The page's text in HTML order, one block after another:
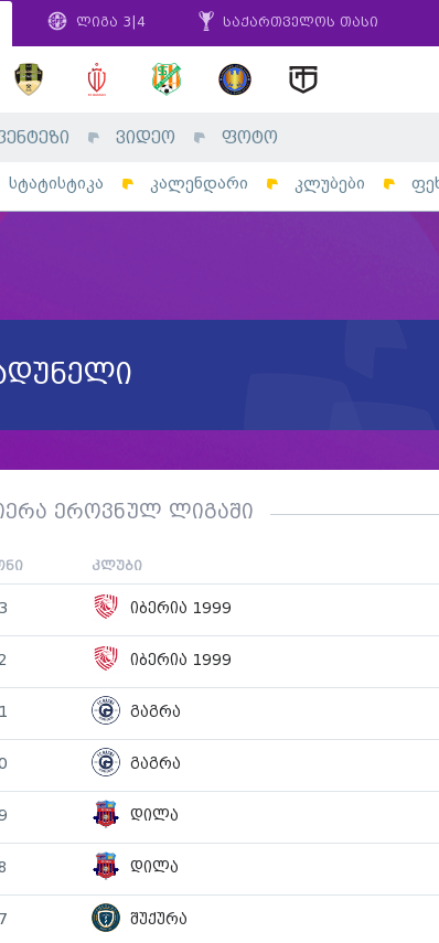
ლიგა 3|4 საქართველოს თასი
ვიდეო ფოტო
სტატისტიკა კალენდარი კლუბები
ეროვნულ ლიგაში
კლუბი
იბერია 1999
იბერია 1999
გაგრა
გაგრა
დილა
დილა
შუქურა